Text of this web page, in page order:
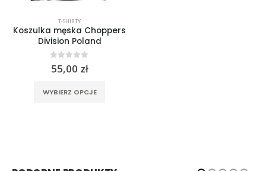
T-SHIRTY
Koszulka męska Choppers
Division Poland
0out of 5
55,00 zł
WYBIERZ OPCJE